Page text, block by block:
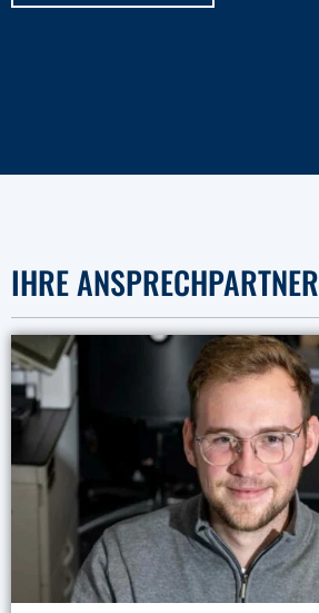
IHRE ANSPRECHPARTNER